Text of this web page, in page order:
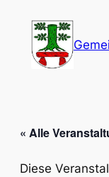
« Alle
Diese